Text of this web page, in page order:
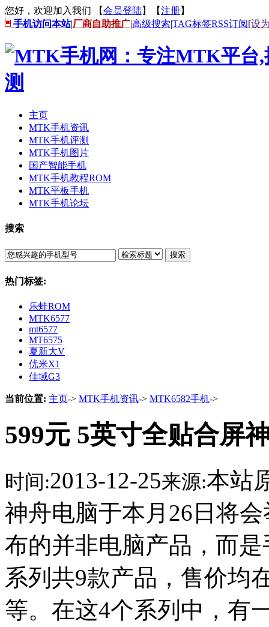
您好，欢迎加入我们 【会员登陆】【注册】
手机访问本站|厂商自助推广|高级搜索|TAG标签RSS订阅[设
主页
MTK手机资讯
MTK手机评测
MTK手机图片
国产智能手机
MTK手机教程ROM
MTK平板手机
MTK手机论坛
搜索
搜索
热门标签:
乐蛙ROM
MTK6577
mt6577
MT6575
夏新大V
优米X1
佳域G3
当前位置: 主页-> MTK手机资讯-> MTK6582手机->
599元 5英寸全贴合屏
时间:2013-12-25来源:本站
神舟电脑于本月26日将
布的并非电脑产品，而
系列共9款产品，售价均
等。在这4个系列中，有